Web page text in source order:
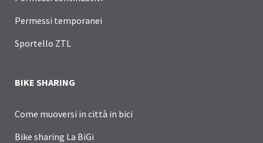
Permessi temporanei
Sportello ZTL
BIKE SHARING
Come muoversi in città in bici
Bike sharing La BiGi